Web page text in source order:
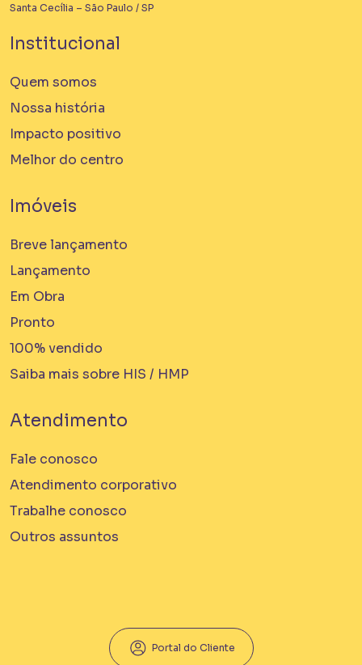
Santa Cecília – São Paulo / SP
Institucional
Quem somos
Nossa história
Impacto positivo
Melhor do centro
Imóveis
Breve lançamento
Lançamento
Em Obra
Pronto
100% vendido
Saiba mais sobre HIS / HMP
Atendimento
Fale conosco
Atendimento corporativo
Trabalhe conosco
Outros assuntos
Portal do Cliente